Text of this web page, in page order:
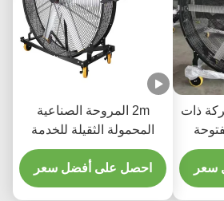
2m المروحة الصناعية
المحمولة الثقيلة للخدمة
المروحة الخارجية 5 أو 6
شفرات
احصل على أفضل سعر